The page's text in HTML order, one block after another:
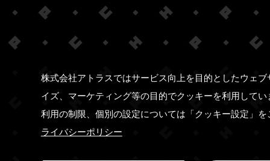
株式会社アトラスではサービス向上を目的としたウェ
イズ、マーケティング等の目的でクッキーを利用して
利用の制限、個別の設定については「クッキー設定」
ライバシーポリシー